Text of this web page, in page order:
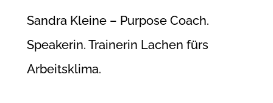
Sandra Kleine – Purpose Coach.
Speakerin. Trainerin Lachen fürs
Arbeitsklima.​